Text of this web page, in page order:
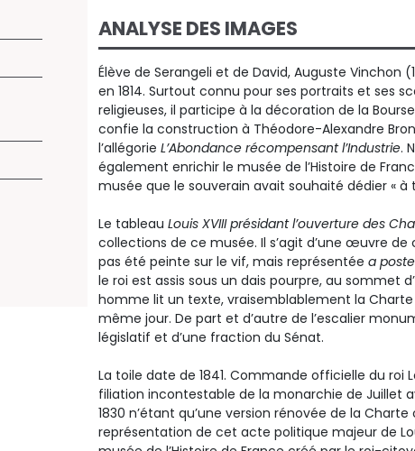
ANALYSE DES IMAGES
Élève de Serangeli et de David, Auguste Vinchon
en 1814. Surtout connu pour ses portraits et ses
religieuses, il participe à la décoration de la
confie la construction à Théodore-Alexandre
l’allégorie L’Abondance récompensant l’Industrie.
également enrichir le musée de l’Histoire de
musée que le souverain avait souhaité dédier « à
Le tableau Louis XVIII présidant l’ouverture des
collections de ce musée. Il s’agit d’une œuvre
pas été peinte sur le vif, mais représentée a
le roi est assis sous un dais pourpre, au sommet
homme lit un texte, vraisemblablement la
même jour. De part et d’autre de l’escalier
législatif et d’une fraction du Sénat.
La toile date de 1841. Commande officielle du roi
filiation incontestable de la monarchie de Juillet
1830 n’étant qu’une version rénovée de la Charte
représentation de cet acte politique majeur de